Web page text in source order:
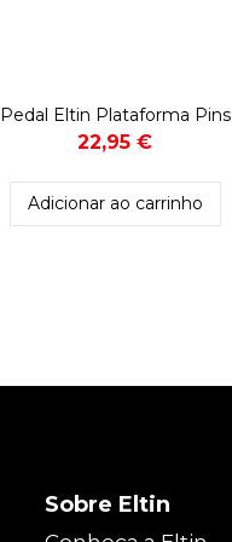
Pedal Eltin Plataforma Pins
22,95 €
Adicionar ao carrinho
Sobre Eltin